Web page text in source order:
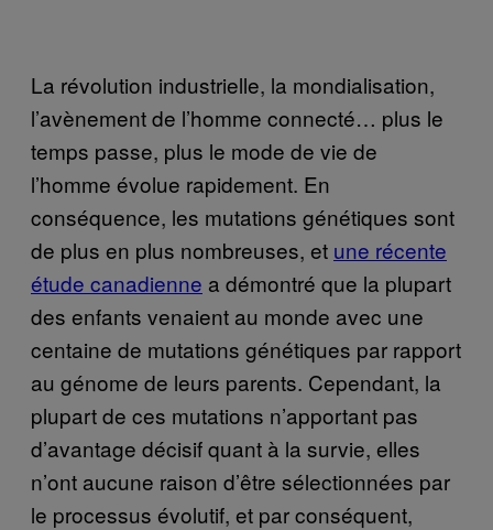
La révolution industrielle, la mondialisation,
l’avènement de l’homme connecté… plus le
temps passe, plus le mode de vie de
l’homme évolue rapidement. En
conséquence, les mutations génétiques sont
de plus en plus nombreuses, et une récente
étude canadienne a démontré que la plupart
des enfants venaient au monde avec une
centaine de mutations génétiques par rapport
au génome de leurs parents. Cependant, la
plupart de ces mutations n’apportant pas
d’avantage décisif quant à la survie, elles
n’ont aucune raison d’être sélectionnées par
le processus évolutif, et par conséquent,